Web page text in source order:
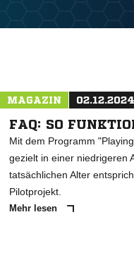
MAGAZIN
FAQ: SO
Mit dem Programm
gezielt in einer niedrigeren
tatsächlichen Alter
Pilotprojekt.
Mehr lesen